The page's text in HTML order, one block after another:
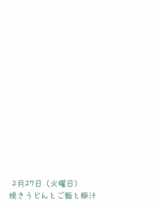
2月27日（火曜日）
焼きうどんとご飯と豚汁